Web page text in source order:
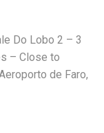
Do Lobo 2 – 3
– Close to
de Faro,